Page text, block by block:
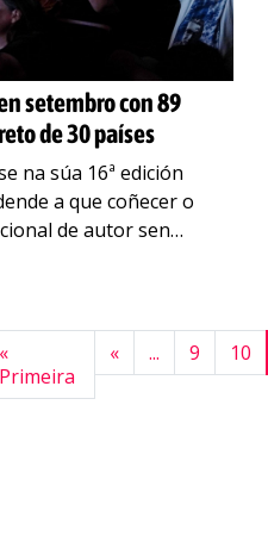
setembro con 89
de 30 países
na súa 16ª edición
a que coñecer o
de autor sen
«
Primeira
« ... 9 10